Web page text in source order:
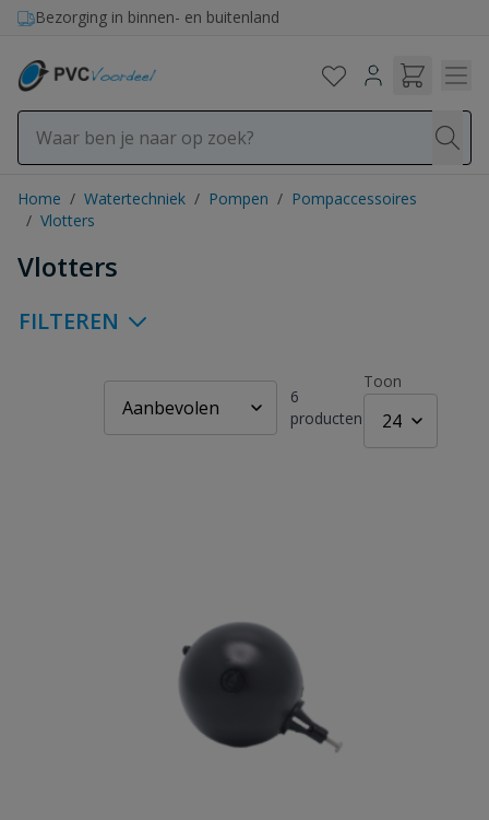
Ga naar de inhoud
Bezorging in binnen- en buitenland
Home / Watertechniek / Pompen / Pompaccessoires
/ Vlotters
Vlotters
FILTEREN
6
producten
Toon